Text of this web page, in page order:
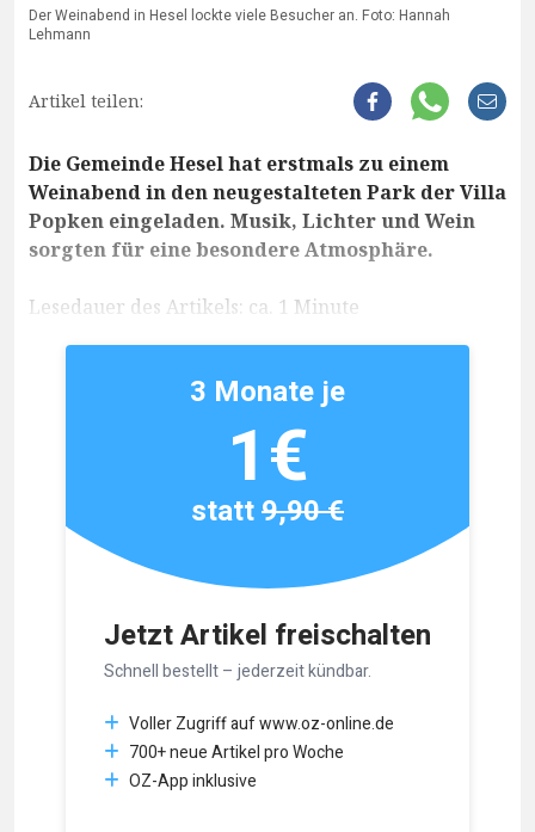
Der Weinabend in Hesel lockte viele Besucher an. Foto: Hannah
Lehmann
Artikel teilen:
Die Gemeinde Hesel hat erstmals zu einem
Weinabend in den neugestalteten Park der Villa
Popken eingeladen. Musik, Lichter und Wein
sorgten für eine besondere Atmosphäre.
Lesedauer des Artikels: ca. 1 Minute
Jetzt Artikel freischalten
Schnell bestellt – jederzeit kündbar.
Voller Zugriff auf www.oz-online.de
700+ neue Artikel pro Woche
OZ-App inklusive
3 Monate je
1€
statt9,90 €